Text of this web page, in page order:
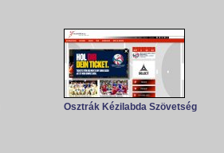
Osztrák Kézilabda Szövetség